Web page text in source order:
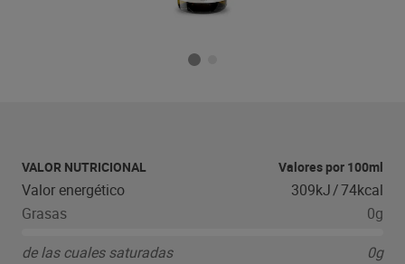
VALOR NUTRICIONAL Valores por 100ml
Valor energético 309kJ/74kcal
Grasas
0g
de las cuales saturadas
0g